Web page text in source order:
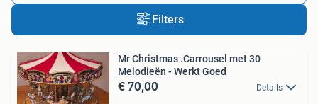
Filters
Mr Christmas .Carrousel met 30
Melodieën - Werkt Goed
€ 70,00 Details